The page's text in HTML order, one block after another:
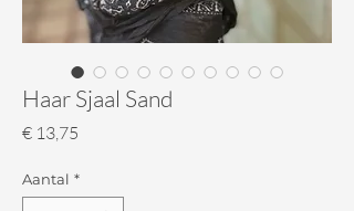
Haar Sjaal Sand
€ 13,75
Aantal *